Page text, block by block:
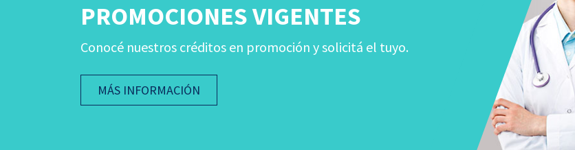
PROMOCIONES VIGENTES
Conocé nuestros créditos en promoción y solicitá el tuyo.
MÁS INFORMACIÓN